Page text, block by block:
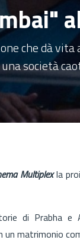
che dà vita
società
Multiplexla
di Prabha e
matrimonio